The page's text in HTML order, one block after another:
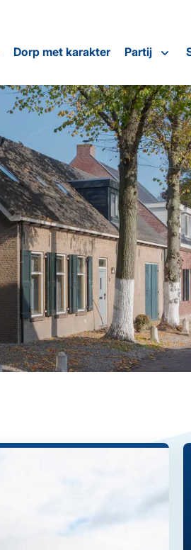
Dorp met karakter Partij